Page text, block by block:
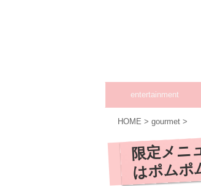
entertainment
HOME > gourmet >
限定メニ
はポムポ